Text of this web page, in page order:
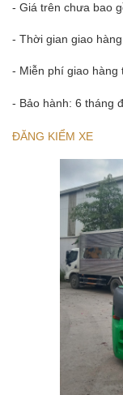
- Giá trên chưa bao
- Thời gian giao
- Miễn phí giao hàng
- Bảo hành: 6 tháng
ĐĂNG KIỂM XE